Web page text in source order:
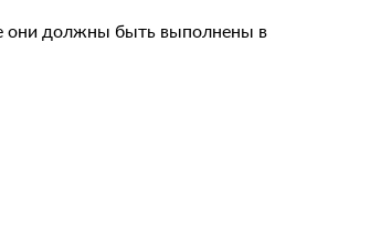
они должны быть выполнены в